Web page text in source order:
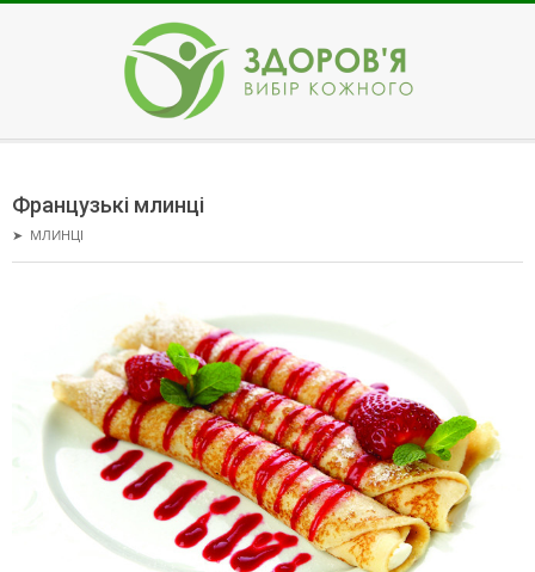
ЗДОРОВ'Я
Menu
Французькі млинці
➤ МЛИНЦІ